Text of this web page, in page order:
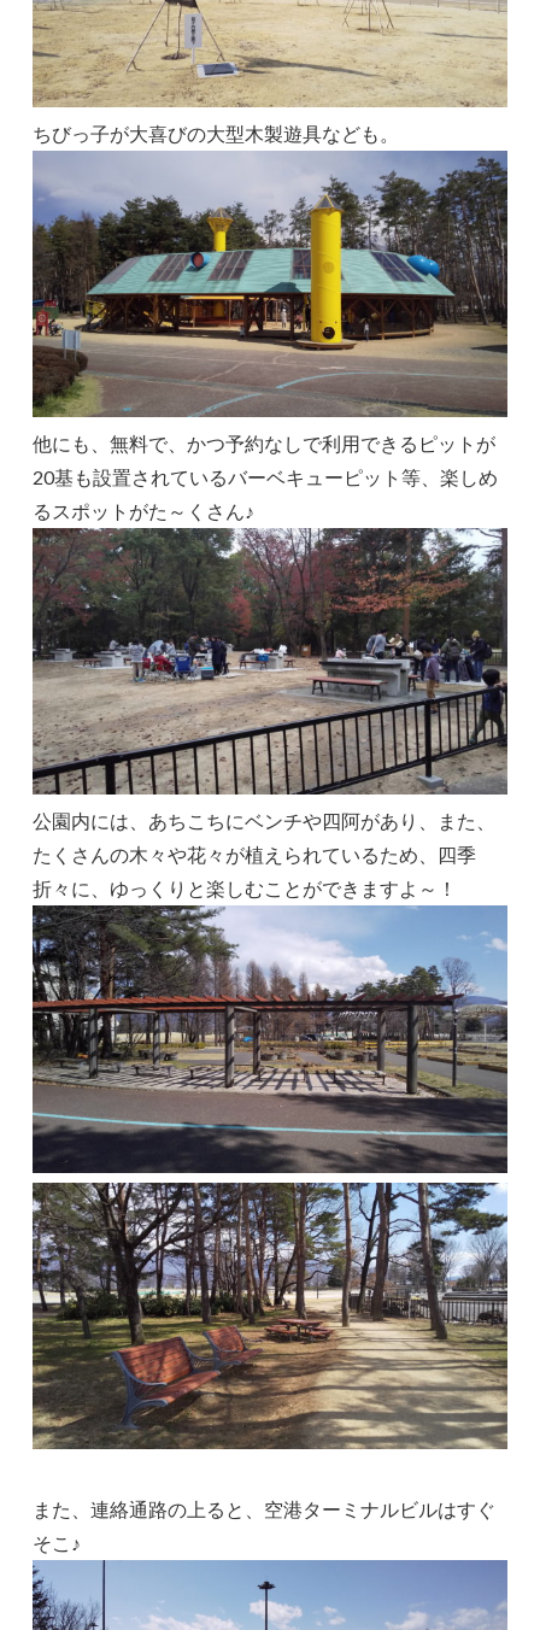
ちびっ子が大喜びの大型木製遊具なども。
他にも、無料で、かつ予約なしで利用できるピットが
20基も設置されているバーベキューピット等、楽しめ
るスポットがた～くさん♪
公園内には、あちこちにベンチや四阿があり、また、
たくさんの木々や花々が植えられているため、四季
折々に、ゆっくりと楽しむことができますよ～！
また、連絡通路の上ると、空港ターミナルビルはすぐ
そこ♪